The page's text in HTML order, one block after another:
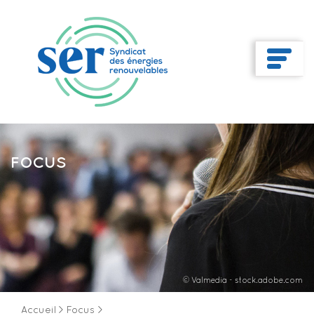
FOCUS
© Valmedia - stock.adobe.com
Accueil > Focus >